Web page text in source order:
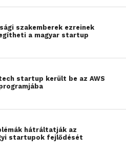
és
„360 fokos”
a MISZ
a MISZ általános
Szövetség a
szakemberek ezreinek
a magyar startup
startup került be az AWS
hátráltatják az
startupok fejlődését